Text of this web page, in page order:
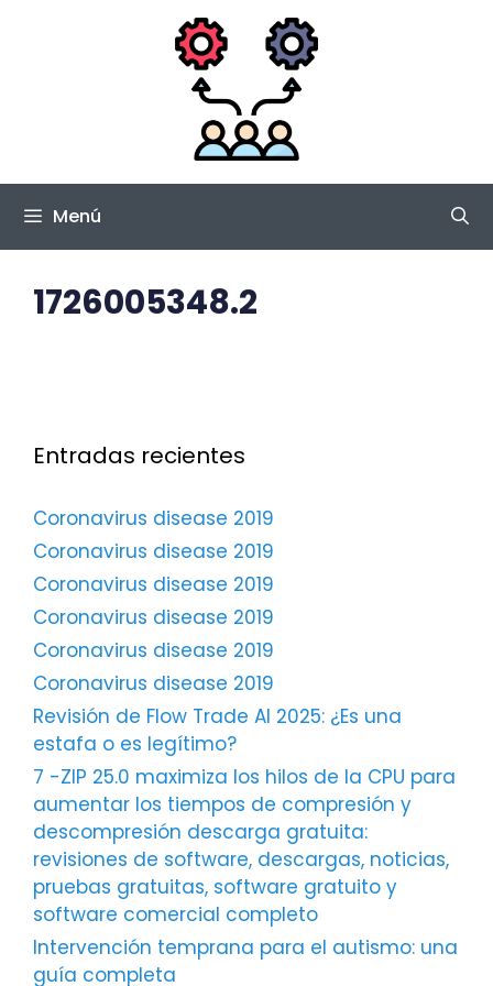
Menú
1726005348.2
Entradas recientes
Coronavirus disease 2019
Coronavirus disease 2019
Coronavirus disease 2019
Coronavirus disease 2019
Coronavirus disease 2019
Coronavirus disease 2019
Revisión de Flow Trade AI 2025: ¿Es una
estafa o es legítimo?
7 -ZIP 25.0 maximiza los hilos de la CPU para
aumentar los tiempos de compresión y
descompresión descarga gratuita:
revisiones de software, descargas, noticias,
pruebas gratuitas, software gratuito y
software comercial completo
Intervención temprana para el autismo: una
guía completa